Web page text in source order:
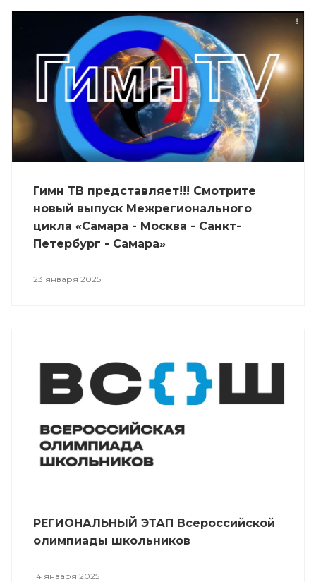
Гимн ТВ представляет!!! Смотрите
новый выпуск Межрегионального
цикла «Самара - Москва - Санкт-
Петербург - Самара»
23 января 2025
РЕГИОНАЛЬНЫЙ ЭТАП Всероссийской
олимпиады школьников
14 января 2025